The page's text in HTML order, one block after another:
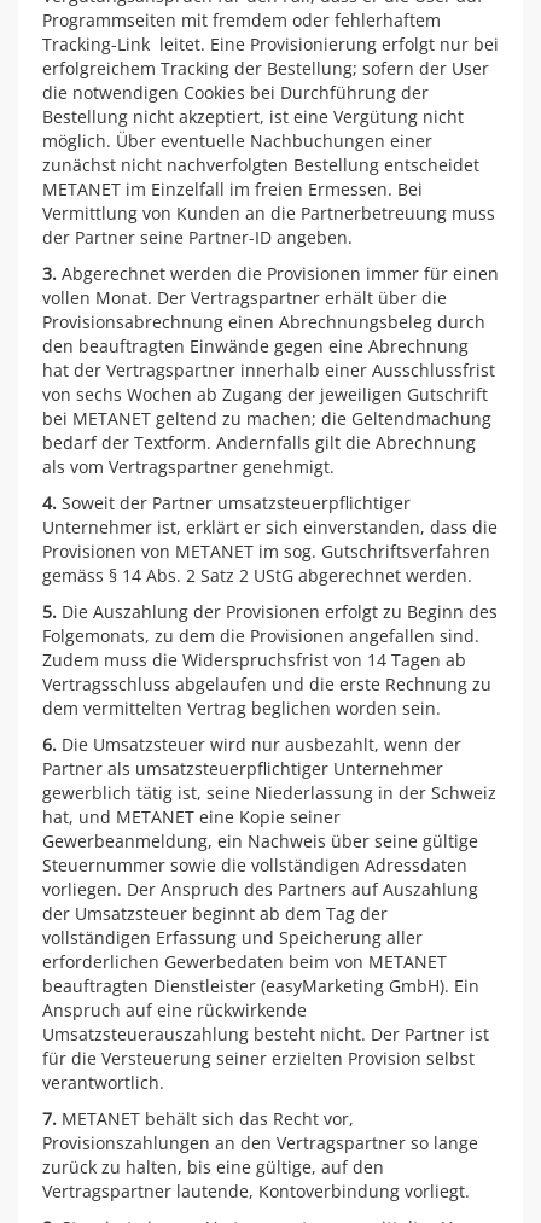
Programmseiten mit fremdem oder fehlerhaftem
Tracking-Link leitet. Eine Provisionierung erfolgt nur bei
erfolgreichem Tracking der Bestellung; sofern der User
die notwendigen Cookies bei Durchführung der
Bestellung nicht akzeptiert, ist eine Vergütung nicht
möglich. Über eventuelle Nachbuchungen einer
zunächst nicht nachverfolgten Bestellung entscheidet
METANET im Einzelfall im freien Ermessen. Bei
Vermittlung von Kunden an die Partnerbetreuung muss
der Partner seine Partner-ID angeben.
3. Abgerechnet werden die Provisionen immer für einen
vollen Monat. Der Vertragspartner erhält über die
Provisionsabrechnung einen Abrechnungsbeleg durch
den beauftragten Einwände gegen eine Abrechnung
hat der Vertragspartner innerhalb einer Ausschlussfrist
von sechs Wochen ab Zugang der jeweiligen Gutschrift
bei METANET geltend zu machen; die Geltendmachung
bedarf der Textform. Andernfalls gilt die Abrechnung
als vom Vertragspartner genehmigt.
4. Soweit der Partner umsatzsteuerpflichtiger
Unternehmer ist, erklärt er sich einverstanden, dass die
Provisionen von METANET im sog. Gutschriftsverfahren
gemäss § 14 Abs. 2 Satz 2 UStG abgerechnet werden.
5. Die Auszahlung der Provisionen erfolgt zu Beginn des
Folgemonats, zu dem die Provisionen angefallen sind.
Zudem muss die Widerspruchsfrist von 14 Tagen ab
Vertragsschluss abgelaufen und die erste Rechnung zu
dem vermittelten Vertrag beglichen worden sein.
6. Die Umsatzsteuer wird nur ausbezahlt, wenn der
Partner als umsatzsteuerpflichtiger Unternehmer
gewerblich tätig ist, seine Niederlassung in der Schweiz
hat, und METANET eine Kopie seiner
Gewerbeanmeldung, ein Nachweis über seine gültige
Steuernummer sowie die vollständigen Adressdaten
vorliegen. Der Anspruch des Partners auf Auszahlung
der Umsatzsteuer beginnt ab dem Tag der
vollständigen Erfassung und Speicherung aller
erforderlichen Gewerbedaten beim von METANET
beauftragten Dienstleister (easyMarketing GmbH). Ein
Anspruch auf eine rückwirkende
Umsatzsteuerauszahlung besteht nicht. Der Partner ist
für die Versteuerung seiner erzielten Provision selbst
verantwortlich.
7. METANET behält sich das Recht vor,
Provisionszahlungen an den Vertragspartner so lange
zurück zu halten, bis eine gültige, auf den
Vertragspartner lautende, Kontoverbindung vorliegt.